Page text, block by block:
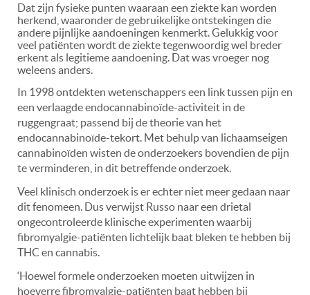
Dat zijn fysieke punten waaraan een ziekte kan worden
herkend, waaronder de gebruikelijke ontstekingen die
andere pijnlijke aandoeningen kenmerkt. Gelukkig voor
veel patiënten wordt de ziekte tegenwoordig wel breder
erkent als legitieme aandoening. Dat was vroeger nog
weleens anders.
In 1998 ontdekten wetenschappers een link tussen pijn en
een verlaagde endocannabinoïde-activiteit in de
ruggengraat; passend bij de theorie van het
endocannabinoïde-tekort. Met behulp van lichaamseigen
cannabinoïden wisten de onderzoekers bovendien de pijn
te verminderen, in dit betreffende onderzoek.
Veel klinisch onderzoek is er echter niet meer gedaan naar
dit fenomeen. Dus verwijst Russo naar een drietal
ongecontroleerde klinische experimenten waarbij
fibromyalgie-patiënten lichtelijk baat bleken te hebben bij
THC en cannabis.
‘Hoewel formele onderzoeken moeten uitwijzen in
hoeverre fibromyalgie-patiënten baat hebben bij